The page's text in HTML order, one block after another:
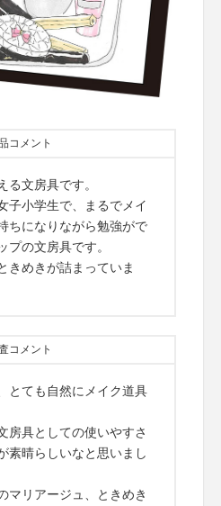
コメント
る文房具です。
子小学生で、まるでメイ
ちになりながら勉強がで
プの文房具です。
きめきが詰まっていま
コメント
とても自然にメイク道具
房具としての使いやすさ
素晴らしいなと思いまし
マリアージュ、ときめき